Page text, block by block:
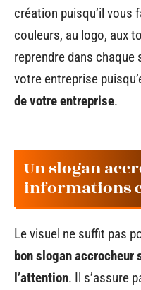
création puisqu’il vous
couleurs, au logo, aux
reprendre dans
votre entreprise
de votre entreprise.
Un slogan
informations
Le visuel ne suffit pas
bon slogan
l’attention. Il s’assure